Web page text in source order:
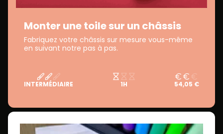
Monter une toile sur un châssis
Fabriquez votre châssis sur mesure vous-même
en suivant notre pas à pas.
INTERMÉDIAIRE 1H 54,05 €